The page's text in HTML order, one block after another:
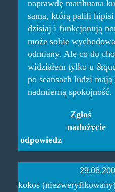
naprawdę marihuana
sama, którą palili
dzisiaj i funkcjonują
może sobie
odmiany. Ale co do
widziałem tylko u
po seansach ludzi
nadmierną spokojność.
odpowiedz
Zgłoś
nadużycie
kokos